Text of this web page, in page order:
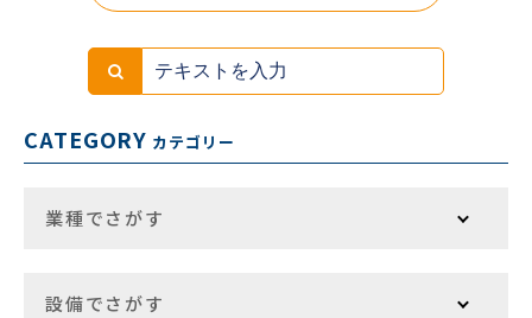
CATEGORY カテゴリー
業種でさがす
設備でさがす